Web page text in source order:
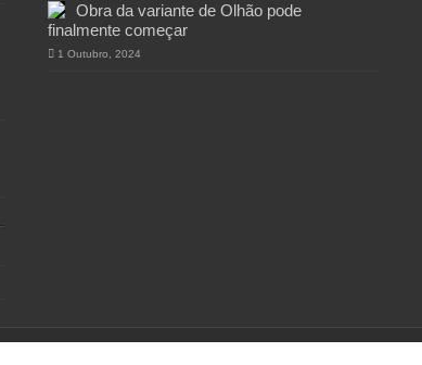
Obra da variante de Olhão pode
finalmente começar
1 Outubro, 2024